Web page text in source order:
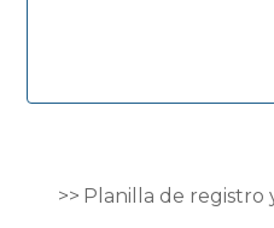
Planilla de registro